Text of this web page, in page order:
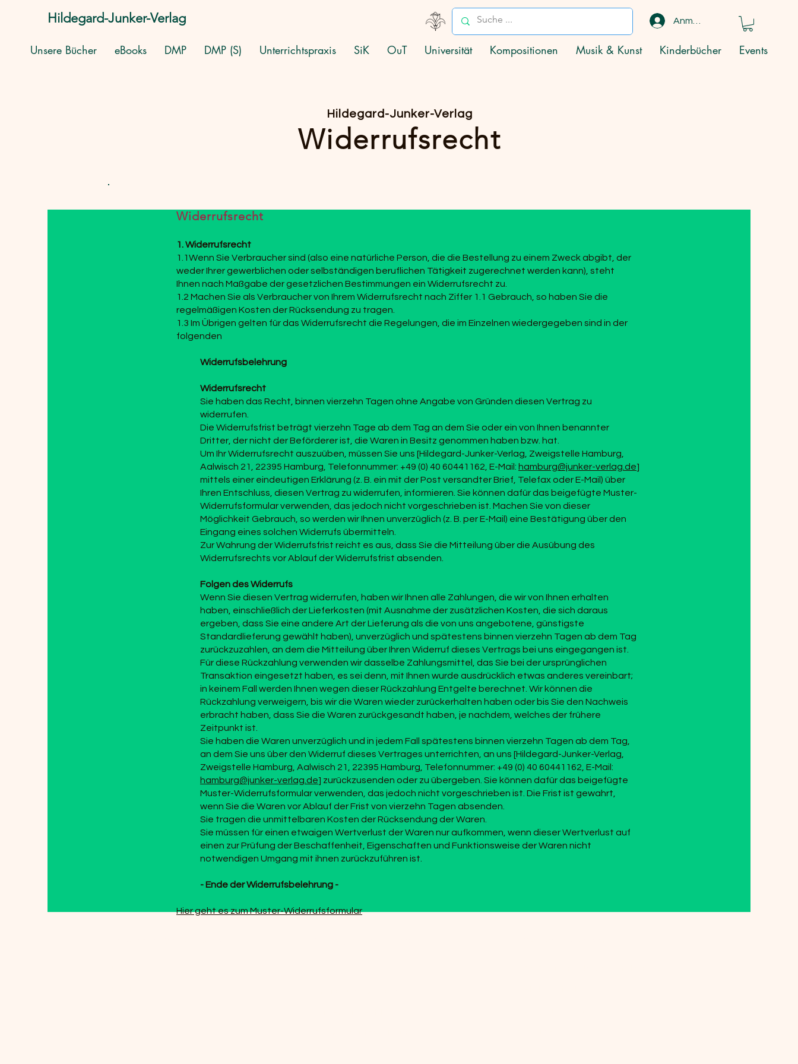
Hildegard-Junker-Verlag Anmelden
Unsere Bücher eBooks DMP DMP (S) Unterrichtspraxis SiK OuT Universität Kompositionen Musik & Kunst Kinderbücher Events
Hildegard-Junker-Verlag
Widerrufsrecht
Widerrufsrecht
1. Widerrufsrecht
1.1Wenn Sie Verbraucher sind (also eine natürliche Person, die die Bestellung zu einem Zweck abgibt, der
weder Ihrer gewerblichen oder selbständigen beruflichen Tätigkeit zugerechnet werden kann), steht
Ihnen nach Maßgabe der gesetzlichen Bestimmungen ein Widerrufsrecht zu.
1.2 Machen Sie als Verbraucher von Ihrem Widerrufsrecht nach Ziffer 1.1 Gebrauch, so haben Sie die
regelmäßigen Kosten der Rücksendung zu tragen.
1.3 Im Übrigen gelten für das Widerrufsrecht die Regelungen, die im Einzelnen wiedergegeben sind in der
folgenden
Widerrufsbelehrung
Widerrufsrecht
Sie haben das Recht, binnen vierzehn Tagen ohne Angabe von Gründen diesen Vertrag zu
widerrufen.
Die Widerrufsfrist beträgt vierzehn Tage ab dem Tag an dem Sie oder ein von Ihnen benannter
Dritter, der nicht der Beförderer ist, die Waren in Besitz genommen haben bzw. hat.
Um Ihr Widerrufsrecht auszuüben, müssen Sie uns [Hildegard-Junker-Verlag, Zweigstelle Hamburg,
Aalwisch 21, 22395 Hamburg, Telefonnummer: +49 (0) 40 60441162, E-Mail: hamburg@junker-verlag.de]
mittels einer eindeutigen Erklärung (z. B. ein mit der Post versandter Brief, Telefax oder E-Mail) über
Ihren Entschluss, diesen Vertrag zu widerrufen, informieren. Sie können dafür das beigefügte Muster-
Widerrufsformular verwenden, das jedoch nicht vorgeschrieben ist. Machen Sie von dieser
Möglichkeit Gebrauch, so werden wir Ihnen unverzüglich (z. B. per E-Mail) eine Bestätigung über den
Eingang eines solchen Widerrufs übermitteln.
Zur Wahrung der Widerrufsfrist reicht es aus, dass Sie die Mitteilung über die Ausübung des
Widerrufsrechts vor Ablauf der Widerrufsfrist absenden.
Folgen des Widerrufs
Wenn Sie diesen Vertrag widerrufen, haben wir Ihnen alle Zahlungen, die wir von Ihnen erhalten
haben, einschließlich der Lieferkosten (mit Ausnahme der zusätzlichen Kosten, die sich daraus
ergeben, dass Sie eine andere Art der Lieferung als die von uns angebotene, günstigste
Standardlieferung gewählt haben), unverzüglich und spätestens binnen vierzehn Tagen ab dem Tag
zurückzuzahlen, an dem die Mitteilung über Ihren Widerruf dieses Vertrags bei uns eingegangen ist.
Für diese Rückzahlung verwenden wir dasselbe Zahlungsmittel, das Sie bei der ursprünglichen
Transaktion eingesetzt haben, es sei denn, mit Ihnen wurde ausdrücklich etwas anderes vereinbart;
in keinem Fall werden Ihnen wegen dieser Rückzahlung Entgelte berechnet. Wir können die
Rückzahlung verweigern, bis wir die Waren wieder zurückerhalten haben oder bis Sie den Nachweis
erbracht haben, dass Sie die Waren zurückgesandt haben, je nachdem, welches der frühere
Zeitpunkt ist.
Sie haben die Waren unverzüglich und in jedem Fall spätestens binnen vierzehn Tagen ab dem Tag,
an dem Sie uns über den Widerruf dieses Vertrages unterrichten, an uns [Hildegard-Junker-Verlag,
Zweigstelle Hamburg, Aalwisch 21, 22395 Hamburg, Telefonnummer: +49 (0) 40 60441162, E-Mail:
hamburg@junker-verlag.de] zurückzusenden oder zu übergeben. Sie können dafür das beigefügte
Muster-Widerrufsformular verwenden, das jedoch nicht vorgeschrieben ist. Die Frist ist gewahrt,
wenn Sie die Waren vor Ablauf der Frist von vierzehn Tagen absenden.
Sie tragen die unmittelbaren Kosten der Rücksendung der Waren.
Sie müssen für einen etwaigen Wertverlust der Waren nur aufkommen, wenn dieser Wertverlust auf
einen zur Prüfung der Beschaffenheit, Eigenschaften und Funktionsweise der Waren nicht
notwendigen Umgang mit ihnen zurückzuführen ist.
- Ende der Widerrufsbelehrung -
Hier geht es zum Muster-Widerrufsformular